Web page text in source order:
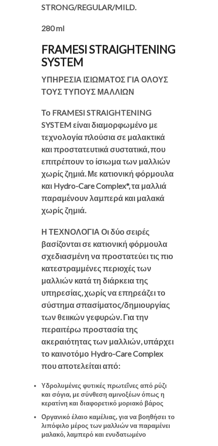
STRONG/REGULAR/MILD.
280 ml
FRAMESI STRAIGHTENING
SYSTEM
ΥΠΗΡΕΣΙΑ ΙΣΙΩΜΑΤΟΣ ΓΙΑ ΟΛΟΥΣ
ΤΟΥΣ ΤΥΠΟΥΣ ΜΑΛΛΙΩΝ
Το FRAMESI STRAIGHTENING
SYSTEM είναι διαμορφωμένο με
τεχνολογία πλούσια σε μαλακτικά
και προστατευτικά συστατικά, που
επιτρέπουν το ίσιωμα των μαλλιών
χωρίς ζημιά. Με κατιονική φόρμουλα
και Hydro-Care Complex*, τα μαλλιά
παραμένουν λαμπερά και μαλακά
χωρίς ζημιά.
Η ΤΕΧΝΟΛΟΓΙΑ Οι δύο σειρές
βασίζονται σε κατιονική φόρμουλα
σχεδιασμένη να προστατεύει τις πιο
κατεστραμμένες περιοχές των
μαλλιών κατά τη διάρκεια της
υπηρεσίας, χωρίς να επηρεάζει το
σύστημα σπασίματος/δημιουργίας
των θειικών γεφυρών. Για την
περαιτέρω προστασία της
ακεραιότητας των μαλλιών, υπάρχει
το καινοτόμο Hydro-Care Complex
που αποτελείται από:
Υδρολυμένες φυτικές πρωτεΐνες από ρύζι
και σόγια, με σύνθεση αμινοξέων όπως η
κερατίνη και διαφορετικό μοριακό βάρος
Οργανικό έλαιο καμέλιας, για να βοηθήσει το
λιπόφιλο μέρος των μαλλιών να παραμένει
μαλακό, λαμπερό και ενυδατωμένο